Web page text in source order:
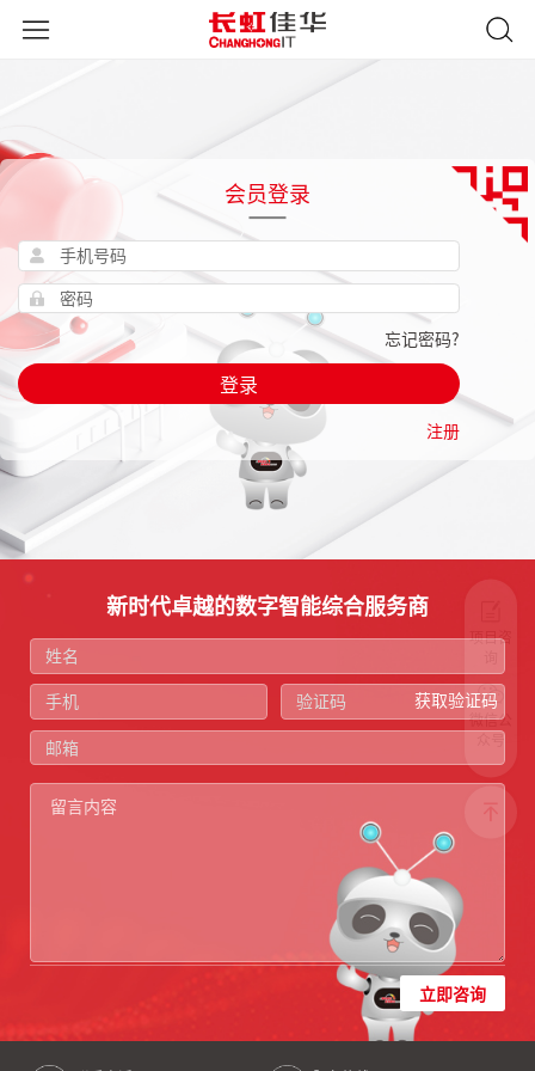
会员登录
忘记密码?
登录
注册
项目咨
微信公
众号
新时代卓越的数字智能综合服务商
获取验证码
立即咨询